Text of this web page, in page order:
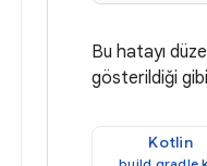
Bu hatayı
gösterildiği gibi
Kotlin